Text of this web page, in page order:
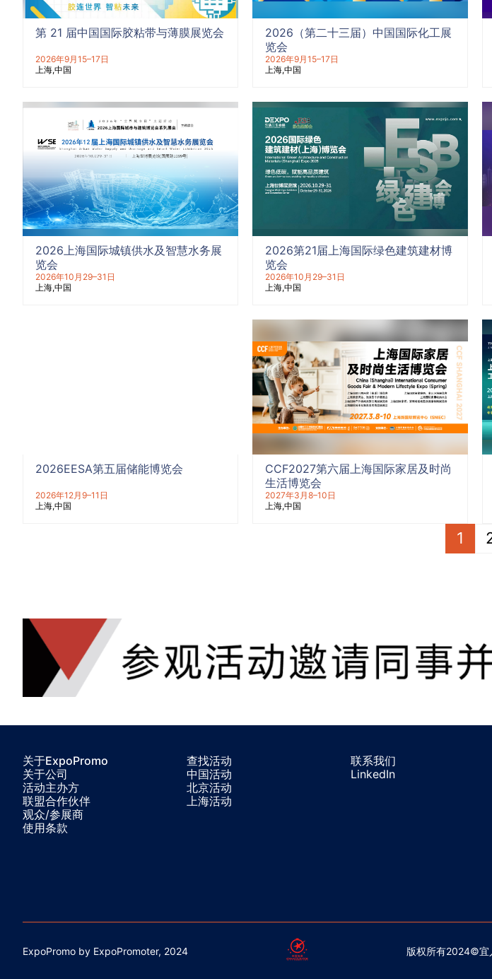
第 21 届中国国际胶粘带与薄膜展览会
2026年9月15–17日
上海 中国
2026（第二十三届）中国国际化工展
览会
2026年9月15–17日
上海 中国
2026上海国际城镇供水及智慧水务展
览会
2026年10月29–31日
上海 中国
2026第21届上海国际绿色建筑建材博
览会
2026年10月29–31日
上海 中国
2026EESA第五届储能博览会
2026年12月9–11日
上海 中国
CCF2027第六届上海国际家居及时尚
生活博览会
2027年3月8–10日
上海 中国
1
关于ExpoPromo
关于公司
活动主办方
联盟合作伙伴
观众/参展商
使用条款
查找活动
中国活动
北京活动
上海活动
联系我们
LinkedIn
ExpoPromo by ExpoPromoter, 2024 版权所有2024©宜